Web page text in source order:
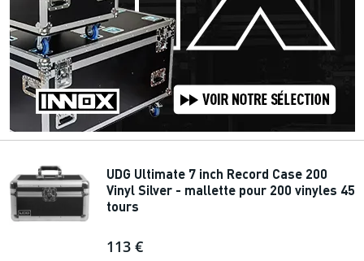
UDG Ultimate 7 inch Record Case 200
Vinyl Silver - mallette pour 200 vinyles 45
tours
113 €